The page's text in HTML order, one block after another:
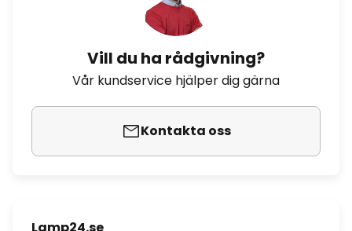
Vill du ha rådgivning?
Vår kundservice hjälper dig gärna
Kontakta oss